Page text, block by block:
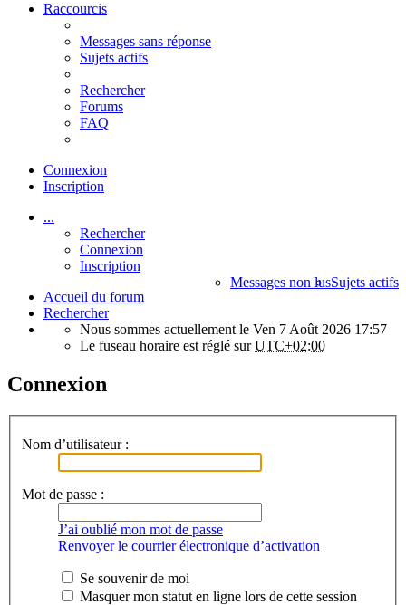
Raccourcis
Messages sans réponse
Sujets actifs
Rechercher
Forums
FAQ
Connexion
Inscription
...
Rechercher
Connexion
Inscription
Sujets actifs
Messages non lus
Accueil du forum
Rechercher
Nous sommes actuellement le Ven 7 Août 2026 17:57
Le fuseau horaire est réglé surUTC+02:00
Connexion
Nom d’utilisateur :
Mot de passe :
J’ai oublié mon mot de passe
Renvoyer le courrier électronique d’activation
Se souvenir de moi
Masquer mon statut en ligne lors de cette session